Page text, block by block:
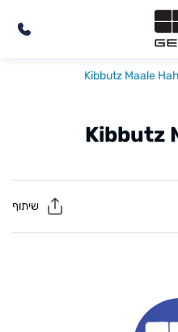
Kibbutz Maale
Kibbutz